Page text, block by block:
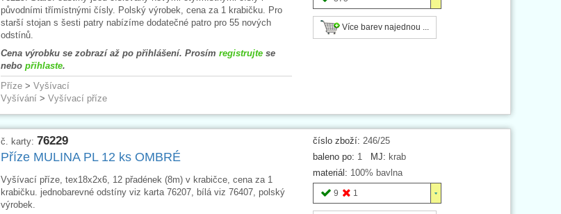
Více barev najednou ...
původními třímístnými čísly. Polský výrobek, cena za 1 krabičku. Pro
starší stojan s šesti patry nabízíme dodatečné patro pro 55 nových
odstínů.
Cena výrobku se zobrazí až po přihlášení. Prosím registrujtese
nebo přihlaste.
Příze> Vyšívací
Vyšívání> Vyšívací příze
číslo zboží: 246/25
baleno po: 1 MJ: krab
materiál: 100% bavlna
9 1
č. karty: 76229
Příze MULINA PL 12 ks OMBRÉ
Vyšívací příze, tex18x2x6, 12 přadének (8m) v krabičce, cena za 1
krabičku. jednobarevné odstíny viz karta 76207, bílá viz 76407, polský
výrobek.